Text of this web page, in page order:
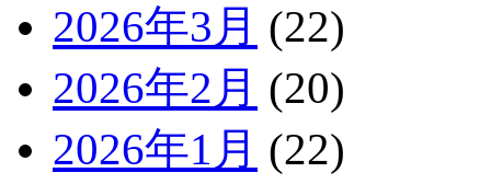
2026年3月 (22)
2026年2月 (20)
2026年1月 (22)